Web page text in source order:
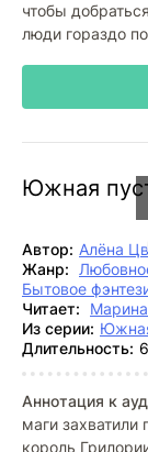
чтобы
люди гораздо
Южная
Автор: Алёна
Жанр:
Бытовое
Читает:
Из серии:
Длительность:
Аннотация к
маги
король